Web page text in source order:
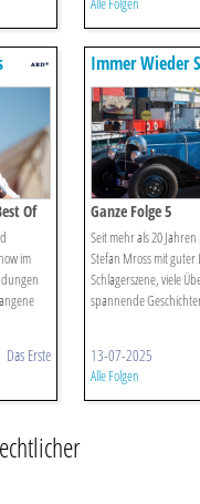
Of
im
Das Erste
Immer Wieder
Ganze Folge 5
Seit mehr als 20
Stefan Mross mit guter
Schlagerszene, viele
spannende
13-07-2025
Alle Folgen